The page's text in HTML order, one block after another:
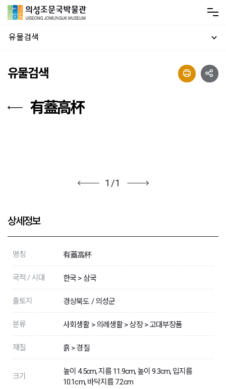
유물검색
유물검색
有蓋高杯
1 /1
상세정보
명칭 有蓋高杯
국적 / 시대 한국 > 삼국
출토지 경상북도 / 의성군
분류 사회생활 > 의례생활 > 상장 > 고대부장품
재질 흙 > 경질
크기
높이 4.5cm, 지름 11.9cm, 높이 9.3cm, 입지름
10.1cm, 바닥지름 7.2cm